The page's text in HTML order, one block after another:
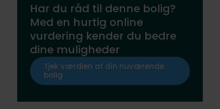
Har du råd til denne bolig?
Med en hurtig online
vurdering kender du bedre
dine muligheder
Tjek værdien af din nuværende
bolig